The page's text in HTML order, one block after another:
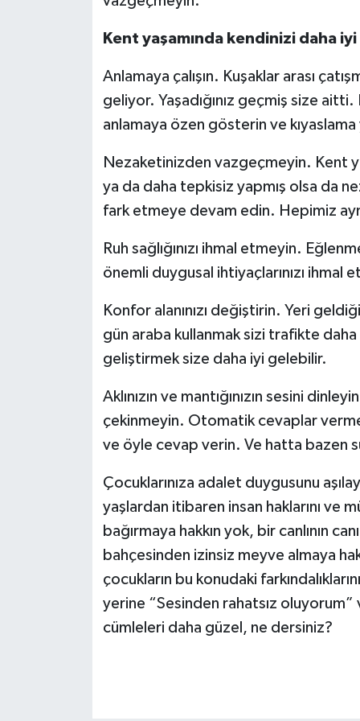
Kent yaşamında kendinizi daha
Anlamaya çalışın. Kuşaklar arası
geliyor. Yaşadığınız geçmiş size
anlamaya özen gösterin ve kıyaslama
Nezaketinizden vazgeçmeyin. Kent
ya da daha tepkisiz yapmış olsa da
fark etmeye devam edin. Hepimiz
Ruh sağlığınızı ihmal etmeyin.
önemli duygusal ihtiyaçlarınızı ihmal
Konfor alanınızı değiştirin. Yeri
gün araba kullanmak sizi trafikte
geliştirmek size daha iyi gelebilir.
Aklınızın ve mantığınızın sesini
çekinmeyin. Otomatik cevaplar
ve öyle cevap verin. Ve hatta bazen
Çocuklarınıza adalet duygusunu
yaşlardan itibaren insan haklarını ve
bağırmaya hakkın yok, bir canlının
bahçesinden izinsiz meyve almaya
çocukların bu konudaki
yerine “Sesinden rahatsız oluyorum”
cümleleri daha güzel, ne dersiniz?